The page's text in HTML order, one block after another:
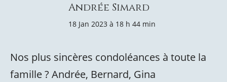
Andrée Simard
18 Jan 2023 à 18 h 44 min
Nos plus sincères condoléances à toute la
famille ? Andrée, Bernard, Gina